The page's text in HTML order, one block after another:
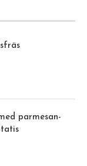
parmesan-